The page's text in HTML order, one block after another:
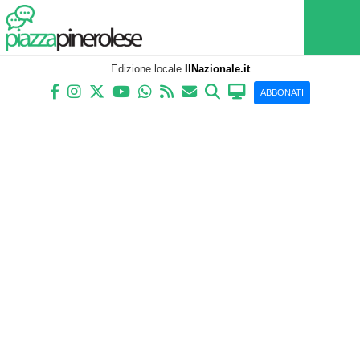
Edizione locale IlNazionale.it
ABBONATI